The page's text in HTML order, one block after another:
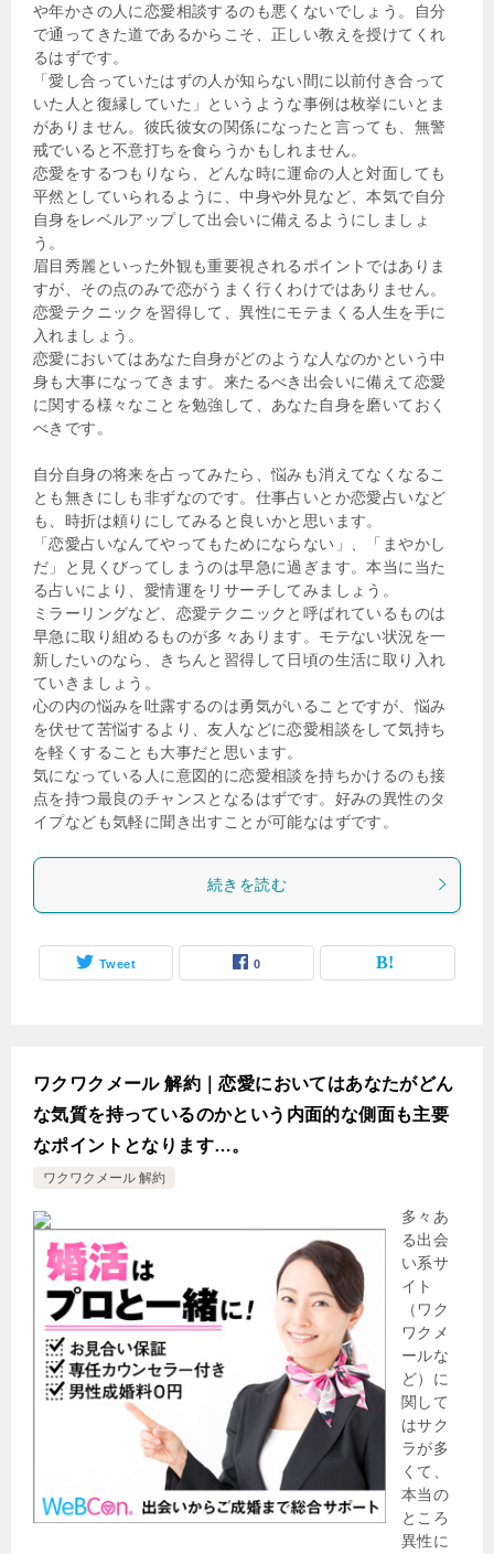
や年かさの人に恋愛相談するのも悪くないでしょう。自分
で通ってきた道であるからこそ、正しい教えを授けてくれ
るはずです。
「愛し合っていたはずの人が知らない間に以前付き合って
いた人と復縁していた」というような事例は枚挙にいとま
がありません。彼氏彼女の関係になったと言っても、無警
戒でいると不意打ちを食らうかもしれません。
恋愛をするつもりなら、どんな時に運命の人と対面しても
平然としていられるように、中身や外見など、本気で自分
自身をレベルアップして出会いに備えるようにしましょ
う。
眉目秀麗といった外観も重要視されるポイントではありま
すが、その点のみで恋がうまく行くわけではありません。
恋愛テクニックを習得して、異性にモテまくる人生を手に
入れましょう。
恋愛においてはあなた自身がどのような人なのかという中
身も大事になってきます。来たるべき出会いに備えて恋愛
に関する様々なことを勉強して、あなた自身を磨いておく
べきです。
自分自身の将来を占ってみたら、悩みも消えてなくなるこ
とも無きにしも非ずなのです。仕事占いとか恋愛占いなど
も、時折は頼りにしてみると良いかと思います。
「恋愛占いなんてやってもためにならない」、「まやかし
だ」と見くびってしまうのは早急に過ぎます。本当に当た
る占いにより、愛情運をリサーチしてみましょう。
ミラーリングなど、恋愛テクニックと呼ばれているものは
早急に取り組めるものが多々あります。モテない状況を一
新したいのなら、きちんと習得して日頃の生活に取り入れ
ていきましょう。
心の内の悩みを吐露するのは勇気がいることですが、悩み
を伏せて苦悩するより、友人などに恋愛相談をして気持ち
を軽くすることも大事だと思います。
気になっている人に意図的に恋愛相談を持ちかけるのも接
点を持つ最良のチャンスとなるはずです。好みの異性のタ
イプなども気軽に聞き出すことが可能なはずです。
続きを読む
Tweet 0
ワクワクメール 解約｜恋愛においてはあなたがどん
な気質を持っているのかという内面的な側面も主要
なポイントとなります…。
ワクワクメール 解約
多々あ
る出会
い系サ
イト
（ワク
ワクメ
ールな
ど）に
関して
はサク
ラが多
くて、
本当の
ところ
異性に